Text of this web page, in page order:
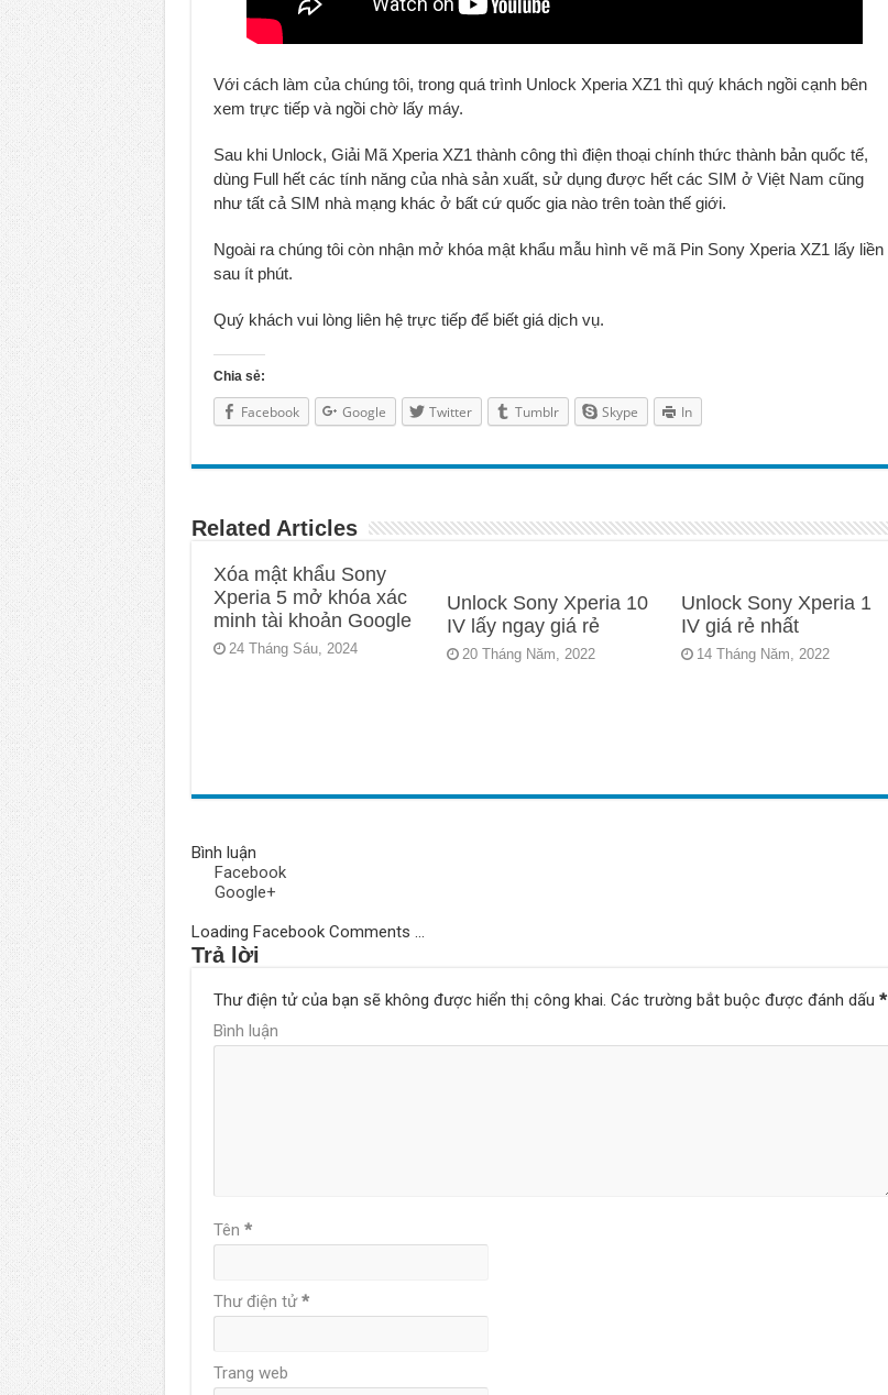
Với cách làm của chúng tôi, trong quá trình Unlock Xperia XZ1 thì quý khách ngồi cạnh bên
xem trực tiếp và ngồi chờ lấy máy.
Sau khi Unlock, Giải Mã Xperia XZ1 thành công thì điện thoại chính thức thành bản quốc tế,
dùng Full hết các tính năng của nhà sản xuất, sử dụng được hết các SIM ở Việt Nam cũng
như tất cả SIM nhà mạng khác ở bất cứ quốc gia nào trên toàn thế giới.
Ngoài ra chúng tôi còn nhận mở khóa mật khẩu mẫu hình vẽ mã Pin Sony Xperia XZ1 lấy liền
sau ít phút.
Quý khách vui lòng liên hệ trực tiếp để biết giá dịch vụ.
Chia sẻ:
Facebook Google Twitter Tumblr Skype In
Related Articles
Xóa mật khẩu Sony
Xperia 5 mở khóa xác
minh tài khoản Google
24 Tháng Sáu, 2024
Unlock Sony Xperia 10
IV lấy ngay giá rẻ
20 Tháng Năm, 2022
Unlock Sony Xperia 1
IV giá rẻ nhất
14 Tháng Năm, 2022
Bình luận
Facebook
Google+
Loading Facebook Comments ...
Trả lời
Thư điện tử của bạn sẽ không được hiển thị công khai. Các trường bắt buộc được đánh dấu *
Bình luận
Tên *
Thư điện tử*
Trang web